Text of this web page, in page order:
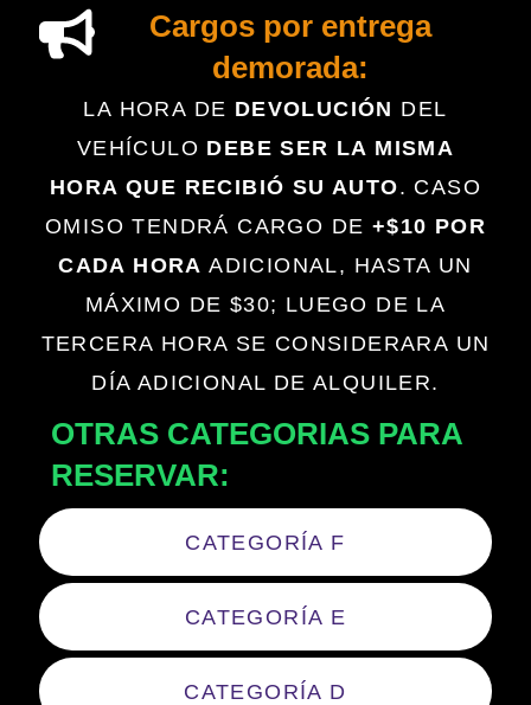
Cargos por entrega
demorada:
LA HORA DE DEVOLUCIÓN DEL
VEHÍCULO DEBE SER LA MISMA
HORA QUE RECIBIÓ SU AUTO. CASO
OMISO TENDRÁ CARGO DE +$10 POR
CADA HORAADICIONAL, HASTA UN
MÁXIMO DE $30; LUEGO DE LA
TERCERA HORA SE CONSIDERARA UN
DÍA ADICIONAL DE ALQUILER.
OTRAS CATEGORIAS PARA
RESERVAR:
CATEGORÍA F
CATEGORÍA E
CATEGORÍA D